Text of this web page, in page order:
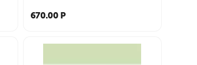
670.00 Р